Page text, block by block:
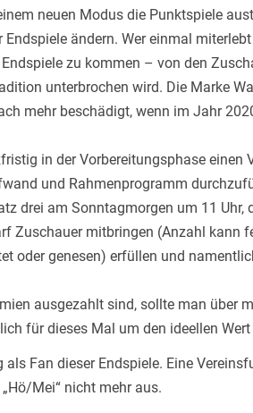
neuen Modus die Punktspiele
Endspiele ändern. Wer einmal
zu kommen – von den
unterbrochen wird. Die Marke
mehr beschädigt, wenn im Jahr
in der Vorbereitungsphase einen
und Rahmenprogramm
drei am Sonntagmorgen um 11
Zuschauer mitbringen (Anzahl kann
oder genesen) erfüllen und
ausgezahlt sind, sollte man über
für dieses Mal um den ideellen
als Fan dieser Endspiele. Eine
Mei“ nicht mehr aus.